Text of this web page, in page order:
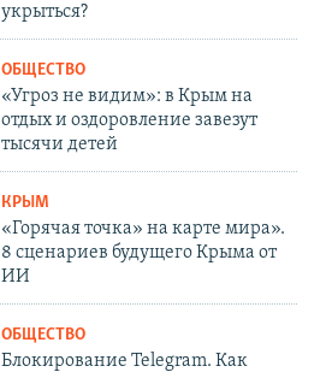
укрыться?
ОБЩЕСТВО
«Угроз не видим»: в Крым на
отдых и оздоровление завезут
тысячи детей
КРЫМ
«Горячая точка» на карте мира».
8 сценариев будущего Крыма от
ИИ
ОБЩЕСТВО
Блокирование Telegram. Как